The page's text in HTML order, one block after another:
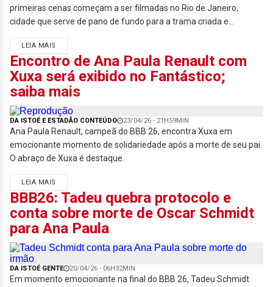
primeiras cenas começam a ser filmadas no Rio de Janeiro,
cidade que serve de pano de fundo para a trama criada e...
LEIA MAIS
Encontro de Ana Paula Renault com
Xuxa será exibido no Fantástico;
saiba mais
DA ISTOÉ E ESTADÃO CONTEÚDO 23/04/26 - 21H59MIN
Ana Paula Renault, campeã do BBB 26, encontra Xuxa em
emocionante momento de solidariedade após a morte de seu pai.
O abraço de Xuxa é destaque.
LEIA MAIS
BBB26: Tadeu quebra protocolo e
conta sobre morte de Oscar Schmidt
para Ana Paula
DA ISTOÉ GENTE 20/04/26 - 06H32MIN
Em momento emocionante na final do BBB 26, Tadeu Schmidt